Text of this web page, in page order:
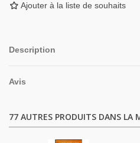
Ajouter à la liste de souhaits
Description
Avis
77 AUTRES PRODUITS DANS LA